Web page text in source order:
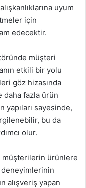
uyum
için
edecektir.
müşteri
etkili bir yolu
göz hizasında
daha fazla ürün
yapıları sayesinde,
bu da
olur.
müşterilerin ürünlere
deneyimlerinin
alışveriş yapan